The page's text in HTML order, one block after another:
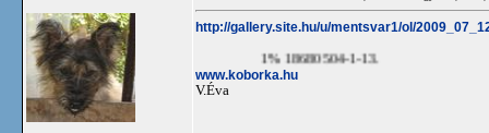
http://gallery.site.hu/u/mentsvar1/ol/
1% 18680504-1-13.
www.koborka.hu
V.Éva